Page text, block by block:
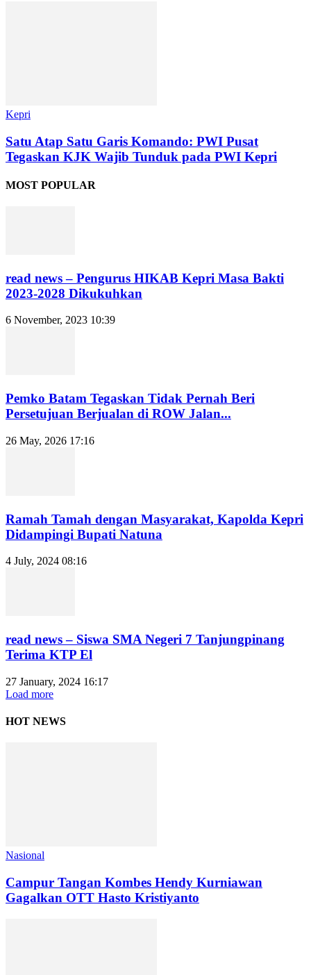
Kepri
Satu Atap Satu Garis Komando: PWI Pusat
Tegaskan KJK Wajib Tunduk pada PWI Kepri
MOST POPULAR
read news – Pengurus HIKAB Kepri Masa Bakti
2023-2028 Dikukuhkan
6 November, 2023 10:39
Pemko Batam Tegaskan Tidak Pernah Beri
Persetujuan Berjualan di ROW Jalan...
26 May, 2026 17:16
Ramah Tamah dengan Masyarakat, Kapolda Kepri
Didampingi Bupati Natuna
4 July, 2024 08:16
read news – Siswa SMA Negeri 7 Tanjungpinang
Terima KTP El
27 January, 2024 16:17
Load more
HOT NEWS
Nasional
Campur Tangan Kombes Hendy Kurniawan
Gagalkan OTT Hasto Kristiyanto